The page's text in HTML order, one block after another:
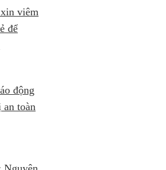
viêm
để
động
toàn